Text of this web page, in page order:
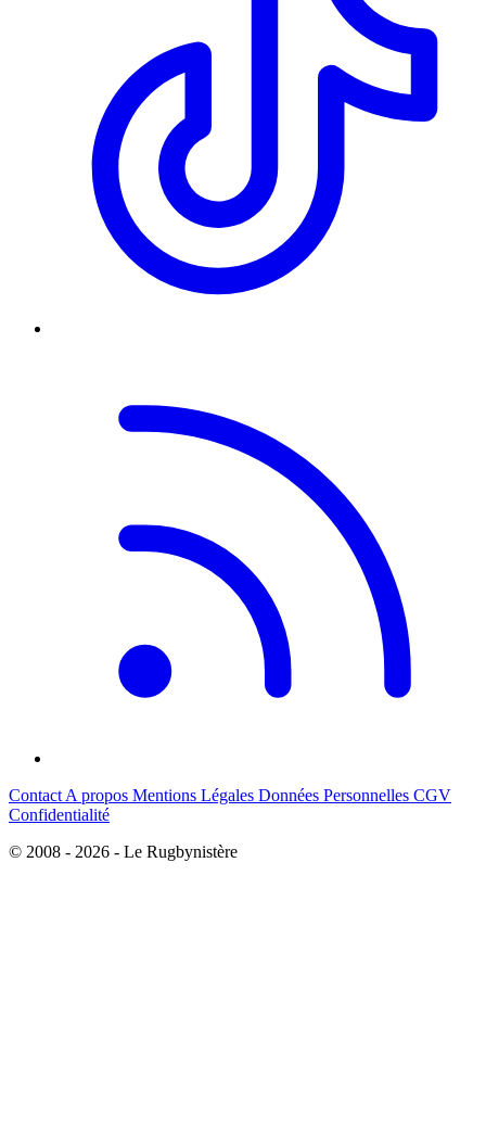
Contact A propos Mentions Légales Données Personnelles CGV
Confidentialité
© 2008 - 2026 - Le Rugbynistère